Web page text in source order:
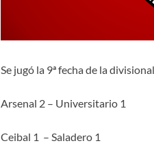
Se jugó la 9ª fecha de la
Arsenal 2 – Universitario 1
Ceibal 1 – Saladero 1